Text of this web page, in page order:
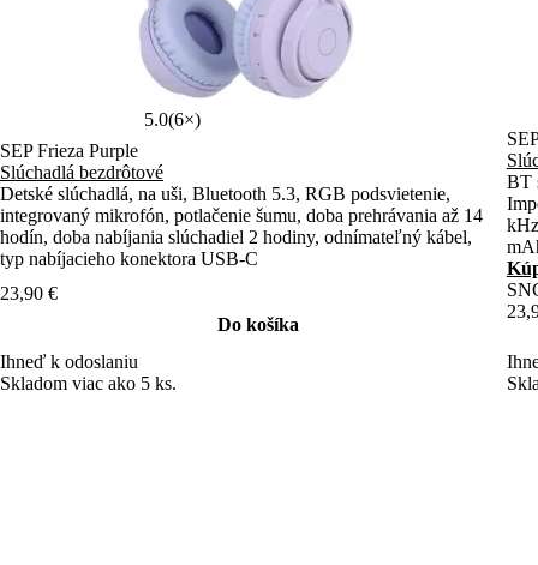
5.0(6×)
SEP Frieza Purple
Slúchadlá bezdrôtové
Detské slúchadlá, na uši, Bluetooth 5.3, RGB podsvietenie,
integrovaný mikrofón, potlačenie šumu, doba prehrávania až 14
hodín, doba nabíjania slúchadiel 2 hodiny, odnímateľný kábel,
typ nabíjacieho konektora USB-C
23,90 €
Do košíka
Ihneď k odoslaniu
Skladom viac ako 5 ks.
BT